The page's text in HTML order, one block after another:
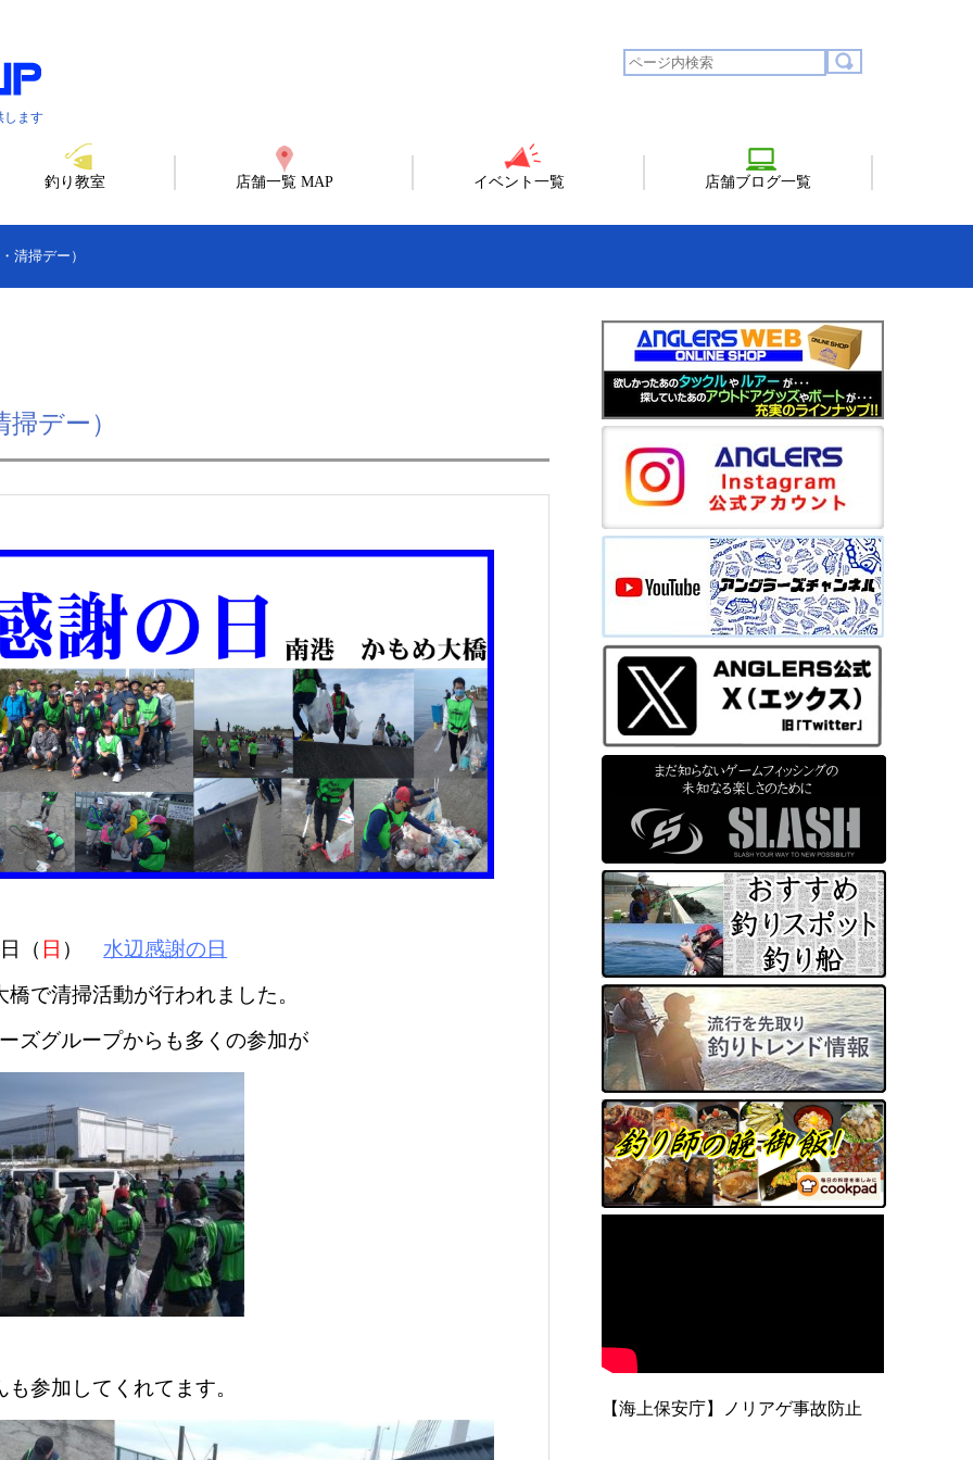
します
釣り教室 店舗一覧 MAP イベント一覧 店舗ブログ一覧
清掃デー）
デー）
日（ 日 ）
水辺感謝の日
で清掃活動が行われました。
ズグループからも多くの参加が
も参加してくれてます。
【海上保安庁】ノリアゲ事故防止